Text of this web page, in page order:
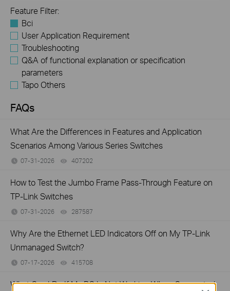
Feature Filter:
Всі
User Application Requirement
Troubleshooting
Q&A of functional explanation or specification
parameters
Tapo Others
FAQs
What Are the Differences in Features and Application
Scenarios Among Various Series Switches
07-31-2026 407202
How to Test the Jumbo Frame Pass-Through Feature on
TP-Link Switches
07-31-2026 287587
Why Are the Ethernet LED Indicators Off on My TP-Link
Unmanaged Switch?
07-17-2026 415708
What Can I Do If My PC Is Not Working When Connected